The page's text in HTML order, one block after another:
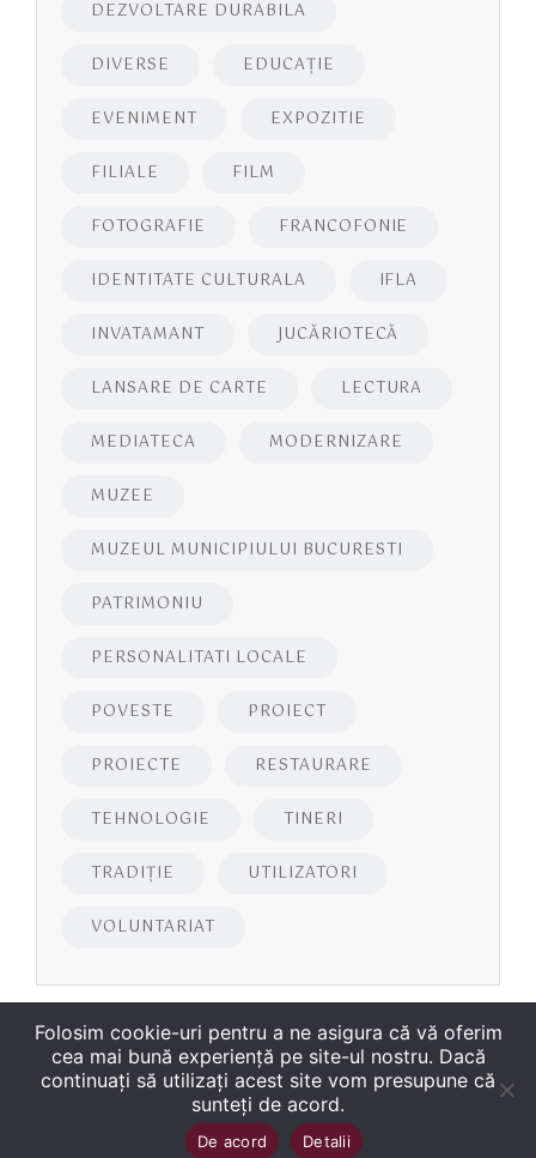
DEZVOLTARE DURABILA
DIVERSE EDUCAŢIE
EVENIMENT EXPOZITIE
FILIALE FILM
FOTOGRAFIE FRANCOFONIE
IDENTITATE CULTURALA IFLA
INVATAMANT JUCĂRIOTECĂ
LANSARE DE CARTE LECTURA
MEDIATECA MODERNIZARE
MUZEE
MUZEUL MUNICIPIULUI BUCURESTI
PATRIMONIU
PERSONALITATI LOCALE
POVESTE PROIECT
PROIECTE RESTAURARE
TEHNOLOGIE TINERI
TRADIȚIE UTILIZATORI
VOLUNTARIAT
2026Biblioteca Județeană
Folosim cookie-uri pentru a ne asigura că vă oferim
cea mai bună experiență pe site-ul nostru. Dacă
continuați să utilizați acest site vom presupune că
sunteți de acord.
De acord Detalii